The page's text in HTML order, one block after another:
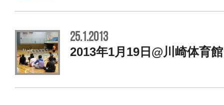
25.1.2013
2013年1月19日@川崎体